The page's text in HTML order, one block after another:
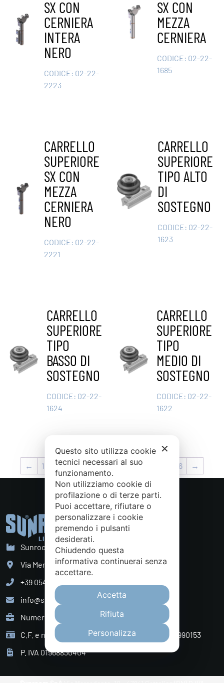
SX CON
CERNIERA
INTERA
NERO
CODICE: 02-22-
2223
SX CON
MEZZA
CERNIERA
CODICE: 02-22-
1685
CARRELLO
SUPERIORE
SX CON
MEZZA
CERNIERA
NERO
CODICE: 02-22-
2221
CARRELLO
SUPERIORE
TIPO ALTO
DI
SOSTEGNO
CODICE: 02-22-
1623
CARRELLO
SUPERIORE
TIPO
BASSO DI
SOSTEGNO
CODICE: 02-22-
1624
CARRELLO
SUPERIORE
TIPO
MEDIO DI
SOSTEGNO
CODICE: 02-22-
1622
← 1 2 3 4 5 6 7 … 16 →
Sunroom S.p.A. - Sede Legale
Via Mercadante, 10 Cattolica (RN) - Italy
+39 0541 834011
info@sunroom.it
Numero REA RN - 225109
C.F. e nr. iscrizione al Registro Imprese 07879990153
P. IVA 01968830404
✕
Questo sito utilizza cookie
tecnici necessari al suo
funzionamento.
Non utilizziamo cookie di
profilazione o di terze parti.
Puoi accettare, rifiutare o
personalizzare i cookie
premendo i pulsanti
desiderati.
Chiudendo questa
informativa continuerai senza
accettare.
Accetta
Rifiuta
Personalizza